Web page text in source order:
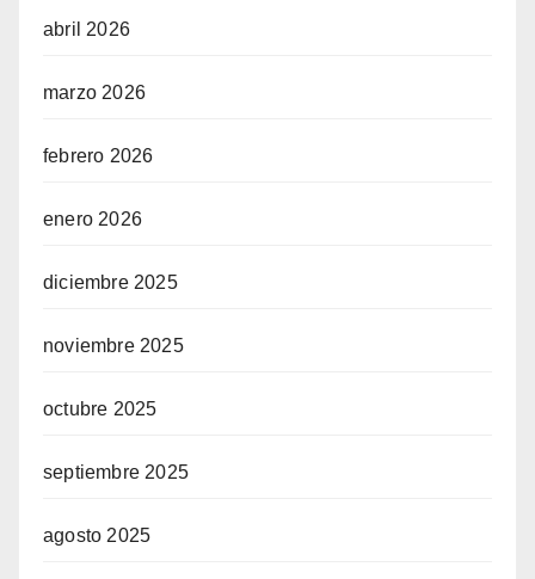
abril 2026
marzo 2026
febrero 2026
enero 2026
diciembre 2025
noviembre 2025
octubre 2025
septiembre 2025
agosto 2025